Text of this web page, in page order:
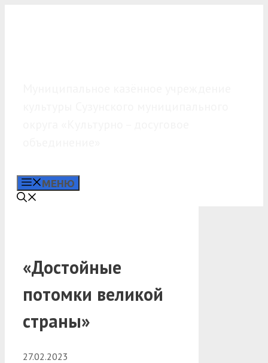
МЕНЮ
«Достойные
потомки великой
страны»
27.02.2023